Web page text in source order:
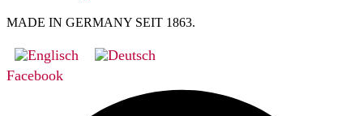
MADE IN GERMANY SEIT 1863.
Facebook